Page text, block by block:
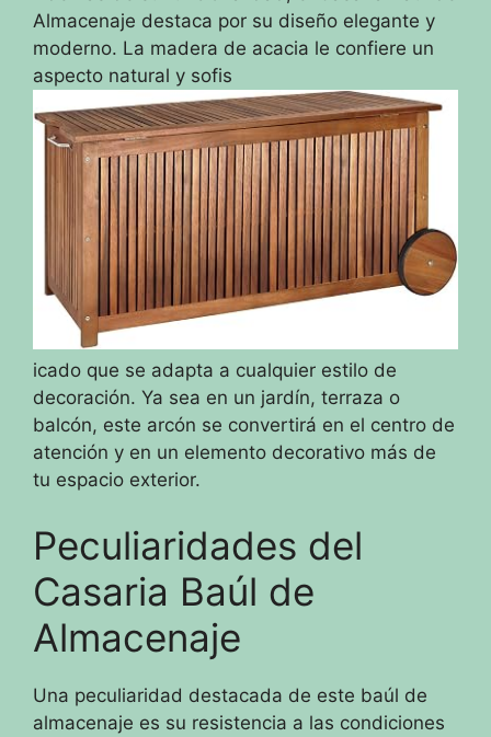
Almacenaje destaca por su diseño elegante y
moderno. La madera de acacia le confiere un
aspecto natural y sofis
icado que se adapta a cualquier estilo de
decoración. Ya sea en un jardín, terraza o
balcón, este arcón se convertirá en el centro de
atención y en un elemento decorativo más de
tu espacio exterior.
Peculiaridades del
Casaria Baúl de
Almacenaje
Una peculiaridad destacada de este baúl de
almacenaje es su resistencia a las condiciones